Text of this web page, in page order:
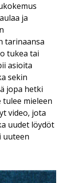
ja
tarinaansa
tukea tai
asioita
sekin
jopa hetki
mieleen
video, jota
uudet löydöt
uuteen